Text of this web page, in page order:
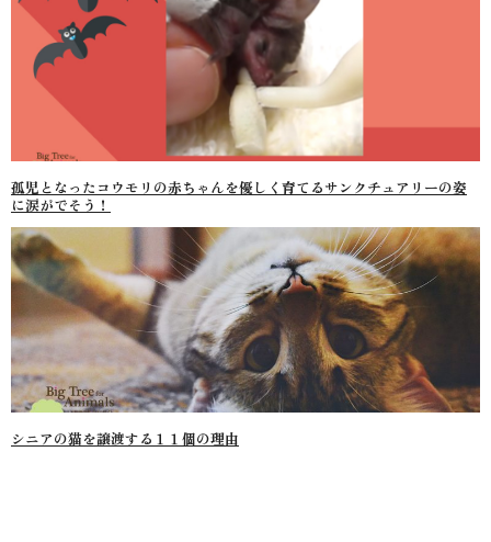
孤児となったコウモリの赤ちゃんを優しく育てるサンクチュアリーの姿
に涙がでそう！
シニアの猫を譲渡する１１個の理由